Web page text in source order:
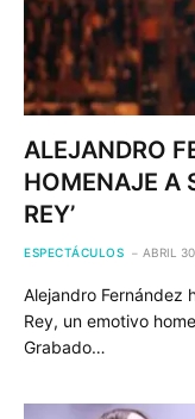
ALEJANDRO
HOMENAJE A
REY’
ESPECTÁCULOS ABRIL
Alejandro Fernández
Rey, un emotivo
Grabado…